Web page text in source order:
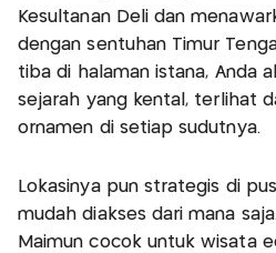
Kesultanan Deli dan
dengan sentuhan Timur
tiba di halaman istana, Anda
sejarah yang kental, terlihat
ornamen di setiap sudutnya.
Lokasinya pun strategis di
mudah diakses dari mana
Maimun cocok untuk wisata